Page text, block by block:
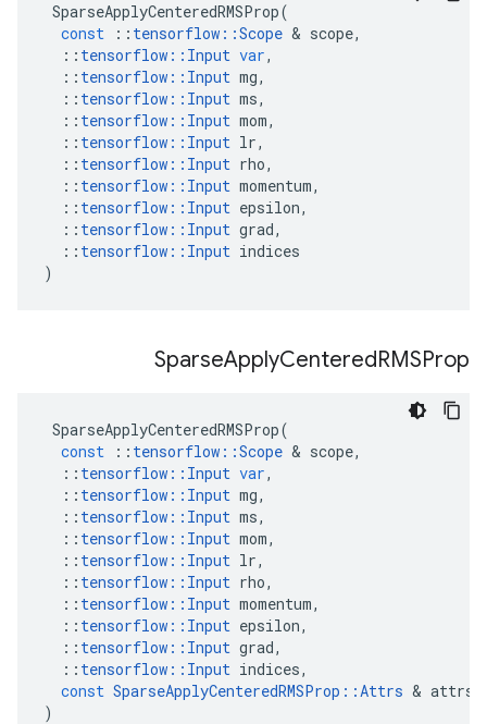
SparseApplyCenteredRMSProp(
const
:: tensorflow ::Scope & scope,
:: tensorflow :: Input var,
:: tensorflow :: Input mg,
:: tensorflow :: Input ms,
:: tensorflow :: Input mom,
:: tensorflow :: Input lr,
:: tensorflow :: Input rho,
:: tensorflow :: Input momentum,
:: tensorflow :: Input epsilon,
:: tensorflow :: Input grad,
:: tensorflow :: Input indices
)
SparseApplyCenteredRMSProp
SparseApplyCenteredRMSProp(
const
:: tensorflow ::Scope & scope,
:: tensorflow :: Input var,
:: tensorflow :: Input mg,
:: tensorflow :: Input ms,
:: tensorflow :: Input mom,
:: tensorflow :: Input lr,
:: tensorflow :: Input rho,
:: tensorflow :: Input momentum,
:: tensorflow :: Input epsilon,
:: tensorflow :: Input grad,
:: tensorflow :: Input indices,
const SparseApplyCenteredRMSProp ::Attrs & attrs
)